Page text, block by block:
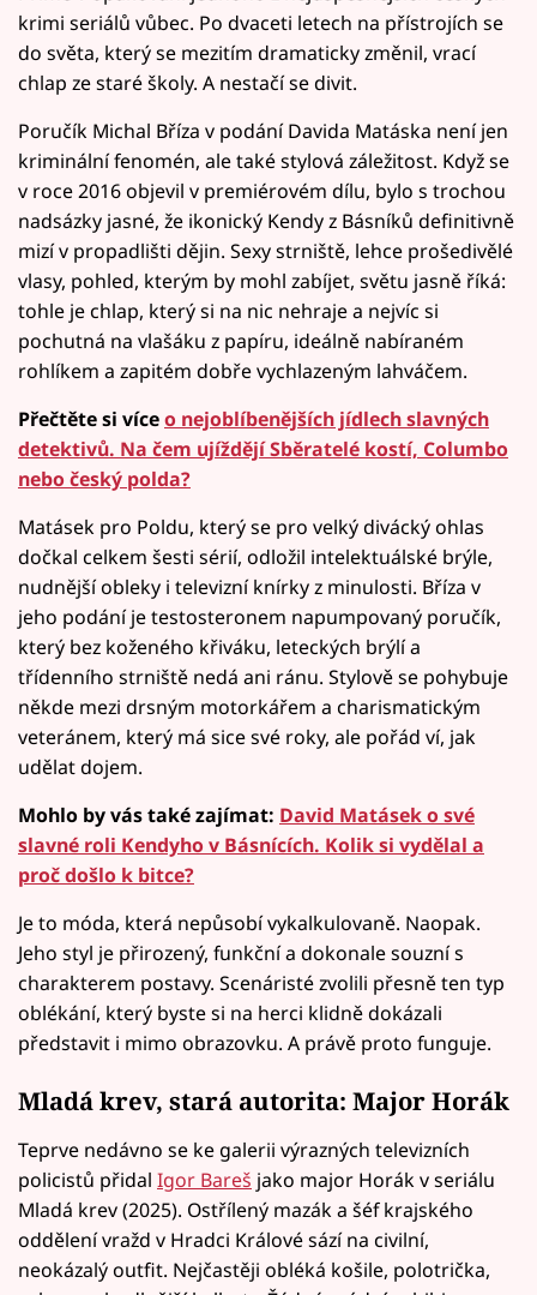
krimi seriálů vůbec. Po dvaceti letech na přístrojích se
do světa, který se mezitím dramaticky změnil, vrací
chlap ze staré školy. A nestačí se divit.
Poručík Michal Bříza v podání Davida Matáska není jen
kriminální fenomén, ale také stylová záležitost. Když se
v roce 2016 objevil v premiérovém dílu, bylo s trochou
nadsázky jasné, že ikonický Kendy z Básníků definitivně
mizí v propadlišti dějin. Sexy strniště, lehce prošedivělé
vlasy, pohled, kterým by mohl zabíjet, světu jasně říká:
tohle je chlap, který si na nic nehraje a nejvíc si
pochutná na vlašáku z papíru, ideálně nabíraném
rohlíkem a zapitém dobře vychlazeným lahváčem.
Přečtěte si víceo nejoblíbenějších jídlech slavných
detektivů. Na čem ujíždějí Sběratelé kostí, Columbo
nebo český polda?
Matásek pro Poldu, který se pro velký divácký ohlas
dočkal celkem šesti sérií, odložil intelektuálské brýle,
nudnější obleky i televizní knírky z minulosti. Bříza v
jeho podání je testosteronem napumpovaný poručík,
který bez koženého křiváku, leteckých brýlí a
třídenního strniště nedá ani ránu. Stylově se pohybuje
někde mezi drsným motorkářem a charismatickým
veteránem, který má sice své roky, ale pořád ví, jak
udělat dojem.
Mohlo by vás také zajímat: David Matásek o své
slavné roli Kendyho v Básnících. Kolik si vydělal a
proč došlo k bitce?
Je to móda, která nepůsobí vykalkulovaně. Naopak.
Jeho styl je přirozený, funkční a dokonale souzní s
charakterem postavy. Scenáristé zvolili přesně ten typ
oblékání, který byste si na herci klidně dokázali
představit i mimo obrazovku. A právě proto funguje.
Mladá krev, stará autorita: Major Horák
Teprve nedávno se ke galerii výrazných televizních
policistů přidal Igor Bareš jako major Horák v seriálu
Mladá krev (2025). Ostřílený mazák a šéf krajského
oddělení vražd v Hradci Králové sází na civilní,
neokázalý outfit. Nejčastěji obléká košile, polotrička,